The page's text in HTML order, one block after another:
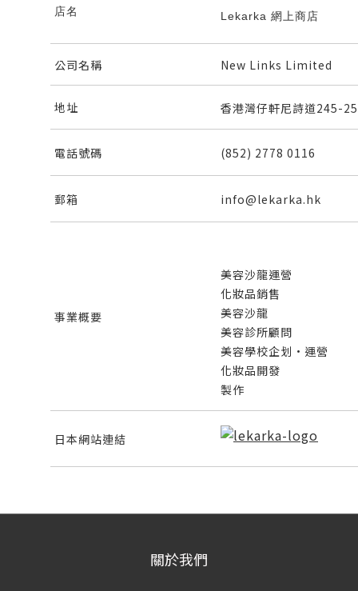
店名 Lekarka 網上商店
公司名稱 New Links Limited
地址 香港灣仔軒尼詩道245-
電話號碼 (852) 2778 0116
郵箱 info@lekarka.hk
事業概要
美容沙龍運營
化妝品銷售
美容沙龍
美容診所顧問
美容學校企划 · 運營
化妝品開發
製作
日本網站連結
關於我們